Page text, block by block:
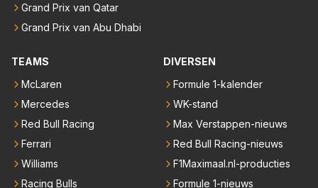
Grand Prix van Qatar
Grand Prix van Abu Dhabi
TEAMS
McLaren
Mercedes
Red Bull Racing
Ferrari
Williams
Racing Bulls
DIVERSEN
Formule 1-kalender
WK-stand
Max Verstappen-nieuws
Red Bull Racing-nieuws
F1Maximaal.nl-producties
Formule 1-nieuws